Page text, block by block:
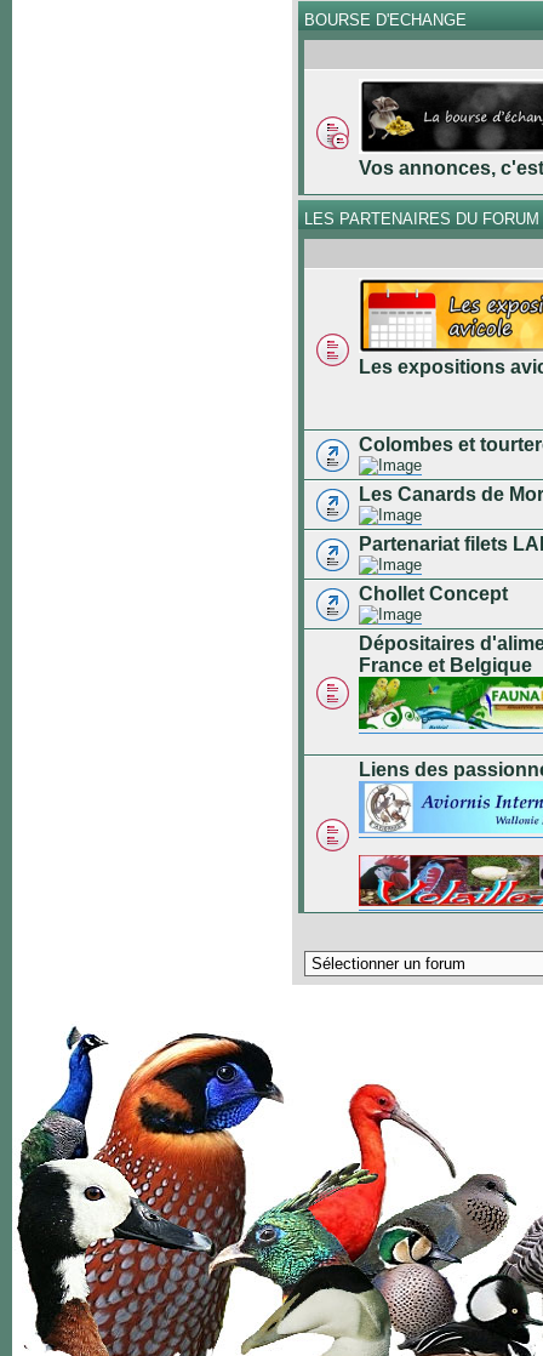
BOURSE D'ECHANGE
Vos annonces,
LES PARTENAIRES DU FORUM
Les expositions
Colombes et
Les Canards de
Partenariat filets
Chollet Concept
Dépositaires
France et Belgique
Liens des